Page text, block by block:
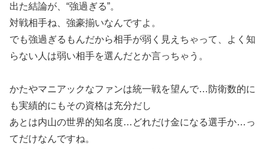
出た結論が、“強過ぎる”。
対戦相手ね、強豪揃いなんですよ。
でも強過ぎるもんだから相手が弱く見えちゃって、よく知
らない人は弱い相手を選んだとか言っちゃう。
かたやマニアックなファンは統一戦を望んで…防衛数的に
も実績的にもその資格は充分だし
あとは内山の世界的知名度…どれだけ金になる選手か…っ
てだけなんですね。